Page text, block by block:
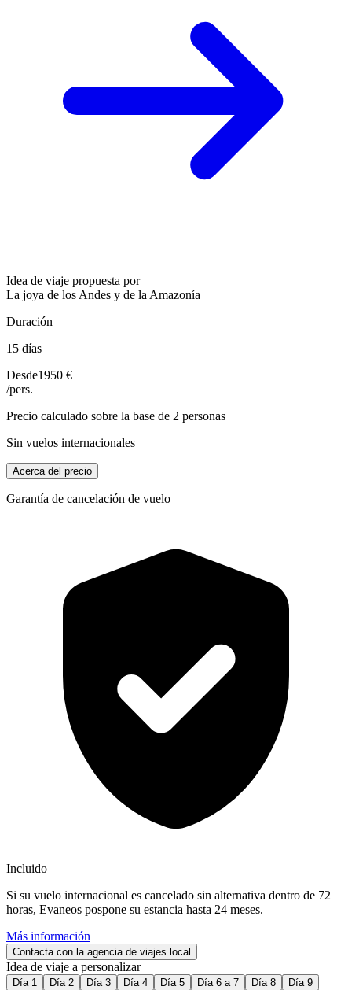
Idea de viaje propuesta por
La joya de los Andes y de la Amazonía
Duración
15 días
Desde1950 €
/pers.
Precio calculado sobre la base de 2 personas
Sin vuelos internacionales
Acerca del precio
Garantía de cancelación de vuelo
Incluido
Si su vuelo internacional es cancelado sin alternativa dentro de 72
horas, Evaneos pospone su estancia hasta 24 meses.
Más información
Contacta con la agencia de viajes local
Idea de viaje a personalizar
Día 1 Día 2 Día 3 Día 4 Día 5 Día 6 a 7 Día 8
Día 9